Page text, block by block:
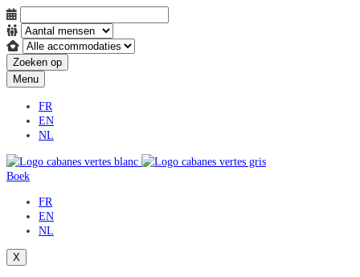
Zoeken op
Menu
FR
EN
NL
Boek
FR
EN
NL
X